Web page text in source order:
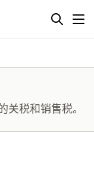
关税和销售税。